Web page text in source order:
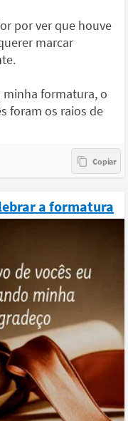
por ver que houve
marcar
formatura, o
foram os raios de
a formatura